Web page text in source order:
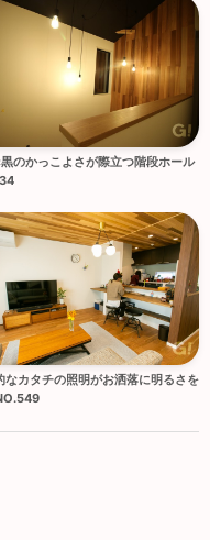
のかっこよさが際立つ階段ホール
なカタチの照明がお洒落に明るさを